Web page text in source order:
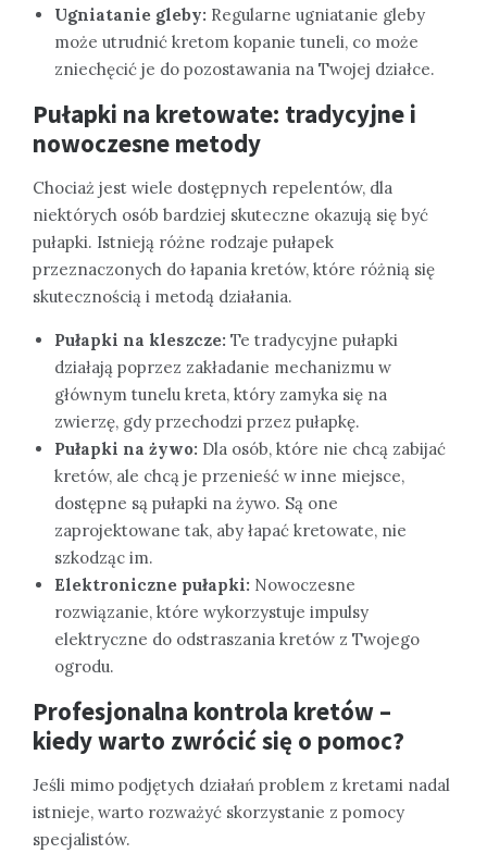
Ugniatanie gleby: Regularne ugniatanie gleby
może utrudnić kretom kopanie tuneli, co może
zniechęcić je do pozostawania na Twojej działce.
Pułapki na kretowate: tradycyjne i
nowoczesne metody
Chociaż jest wiele dostępnych repelentów, dla
niektórych osób bardziej skuteczne okazują się być
pułapki. Istnieją różne rodzaje pułapek
przeznaczonych do łapania kretów, które różnią się
skutecznością i metodą działania.
Pułapki na kleszcze: Te tradycyjne pułapki
działają poprzez zakładanie mechanizmu w
głównym tunelu kreta, który zamyka się na
zwierzę, gdy przechodzi przez pułapkę.
Pułapki na żywo: Dla osób, które nie chcą zabijać
kretów, ale chcą je przenieść w inne miejsce,
dostępne są pułapki na żywo. Są one
zaprojektowane tak, aby łapać kretowate, nie
szkodząc im.
Elektroniczne pułapki: Nowoczesne
rozwiązanie, które wykorzystuje impulsy
elektryczne do odstraszania kretów z Twojego
ogrodu.
Profesjonalna kontrola kretów –
kiedy warto zwrócić się o pomoc?
Jeśli mimo podjętych działań problem z kretami nadal
istnieje, warto rozważyć skorzystanie z pomocy
specjalistów.